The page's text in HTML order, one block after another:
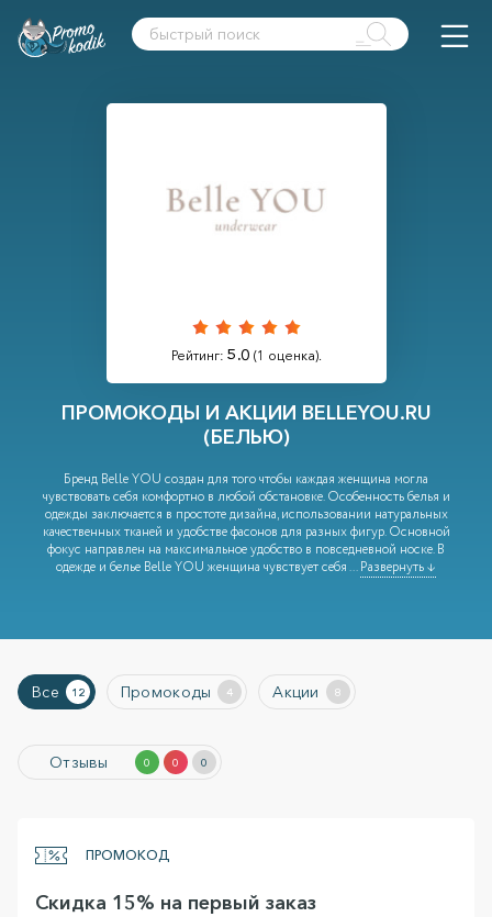
Рейтинг: 5.0 (1 оценка).
ПРОМОКОДЫ И АКЦИИ BELLEYOU.RU
(БЕЛЬЮ)
Бренд Belle YOU создан для того чтобы каждая женщина могла
чувствовать себя комфортно в любой обстановке. Особенность белья и
одежды заключается в простоте дизайна, использовании натуральных
качественных тканей и удобстве фасонов для разных фигур. Основной
фокус направлен на максимальное удобство в повседневной носке. В
одежде и белье Belle YOU женщина чувствует себя...Развернуть ↓
Все 12 Промокоды 4 Акции 8
Отзывы 0 0 0
ПРОМОКОД
Скидка 15% на первый заказ